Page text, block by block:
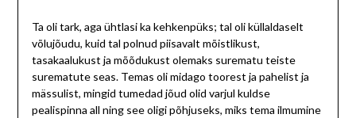
Ta oli tark, aga ühtlasi ka kehkenpüks; tal oli küllaldaselt
võlujõudu, kuid tal polnud piisavalt mõistlikust,
tasakaalukust ja mõõdukust olemaks surematu teiste
surematute seas. Temas oli midago toorest ja pahelist ja
mässulist, mingid tumedad jõud olid varjul kuldse
pealispinna all ning see oligi põhjuseks, miks tema ilmumine